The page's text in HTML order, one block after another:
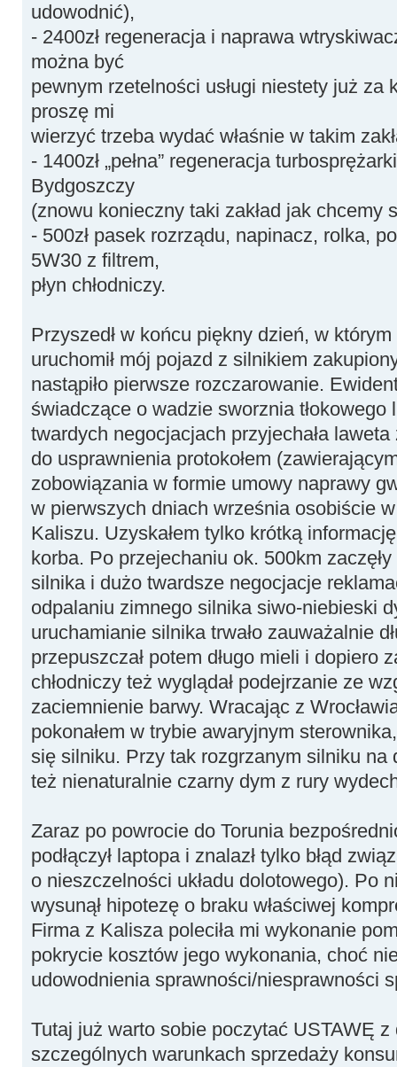
udowodnić),
- 2400zł regeneracja i naprawa
można być
pewnym rzetelności usługi niestety już za
proszę mi
wierzyć trzeba wydać właśnie w takim
- 1400zł „pełna” regeneracja
Bydgoszczy
(znowu konieczny taki zakład jak chcemy
- 500zł pasek rozrządu, napinacz, rolka,
5W30 z filtrem,
płyn chłodniczy.
Przyszedł w końcu piękny dzień, w
uruchomił mój pojazd z silnikiem
nastąpiło pierwsze rozczarowanie.
świadczące o wadzie sworznia tłokowego
twardych negocjacjach przyjechała
do usprawnienia protokołem
zobowiązania w formie umowy naprawy
w pierwszych dniach września osobiście w
Kaliszu. Uzyskałem tylko krótką
korba. Po przejechaniu ok. 500km
silnika i dużo twardsze negocjacje
odpalaniu zimnego silnika siwo-niebieski
uruchamianie silnika trwało zauważalnie
przepuszczał potem długo mieli i dopiero
chłodniczy też wyglądał podejrzanie ze
zaciemnienie barwy. Wracając z
pokonałem w trybie awaryjnym
się silniku. Przy tak rozgrzanym silniku na
też nienaturalnie czarny dym z rury
Zaraz po powrocie do Torunia
podłączył laptopa i znalazł tylko błąd
o nieszczelności układu dolotowego). Po
wysunął hipotezę o braku właściwej
Firma z Kalisza poleciła mi wykonanie
pokrycie kosztów jego wykonania, choć
udowodnienia sprawności/niesprawności
Tutaj już warto sobie poczytać USTAWĘ
szczególnych warunkach sprzedaży